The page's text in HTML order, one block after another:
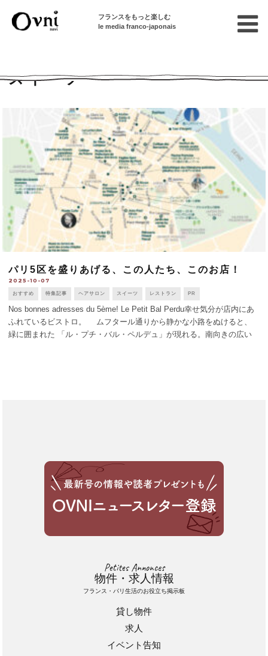
フランスをもっと楽しむ
le media franco-japonais
スイーツ
パリ5区を盛りあげる、この人たち、このお店！
2025-10-07
おすすめ 特集記事 ヘアサロン スイーツ レストラン PR
Nos bonnes adresses du 5ème! Le Petit Bal Perdu幸せ気分が店内にあ
ふれているビストロ。 ムフタール通りから静かな小路をぬけると、
緑に囲まれた 「ル・プチ・バル・ペルデュ」が現れる。南向きの広い
Petites Annonces
物件・求人情報
フランス・パリ生活のお役立ち掲示板
貸し物件
求人
イベント告知